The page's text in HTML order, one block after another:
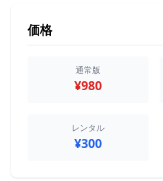
価格
通常版
¥980
レンタル
¥300